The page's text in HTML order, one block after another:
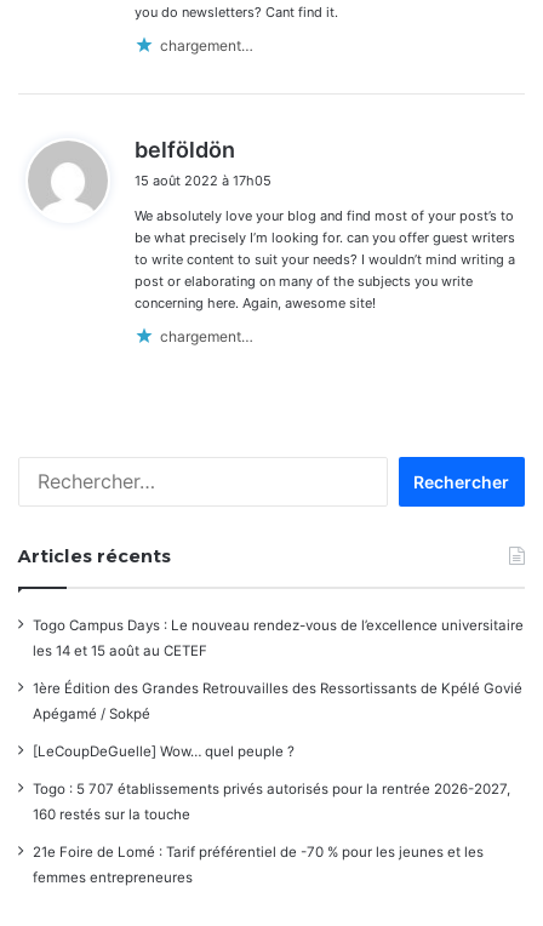
you do newsletters? Cant find it.
chargement…
belföldön
t
:
15 août 2022 à 17h05
We absolutely love your blog and find most of your post’s to
be what precisely I’m looking for. can you offer guest writers
to write content to suit your needs? I wouldn’t mind writing a
post or elaborating on many of the subjects you write
concerning here. Again, awesome site!
chargement…
Articles récents
Togo Campus Days : Le nouveau rendez-vous de l’excellence universitaire
les 14 et 15 août au CETEF
1ère Édition des Grandes Retrouvailles des Ressortissants de Kpélé Govié
Apégamé / Sokpé
[LeCoupDeGuelle] Wow… quel peuple ?
Togo : 5 707 établissements privés autorisés pour la rentrée 2026-2027,
160 restés sur la touche
21e Foire de Lomé : Tarif préférentiel de -70 % pour les jeunes et les
femmes entrepreneures